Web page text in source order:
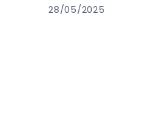
28/05/2025